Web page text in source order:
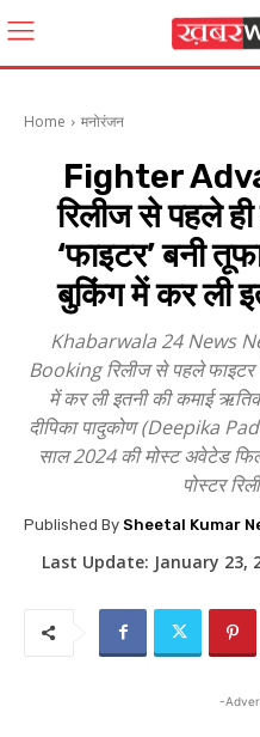
Home मनोरंजन
Fighter
रिलीज से पहले
‘फाइटर’ बनी
बुकिंग में कर ली
Khabarwala 24 News
Booking रिलीज से पहले फाइटर
में कर ली इतनी की कमाई
दीपिका पादुकोण (Deepika
साल 2024 की मोस्ट अवेटेड
पोस्टर
Published By Sheetal Kumar
Last Update: January 23,
-